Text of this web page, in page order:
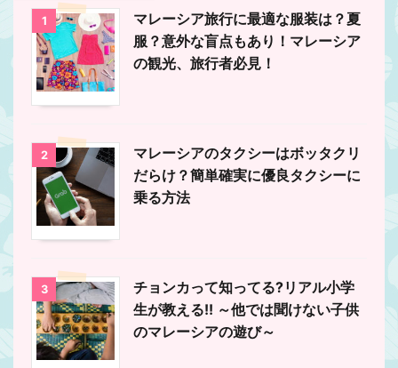
1
マレーシア旅行に最適な服装は？夏
服？意外な盲点もあり！マレーシア
の観光、旅行者必見！
2
マレーシアのタクシーはボッタクリ
だらけ？簡単確実に優良タクシーに
乗る方法
3
チョンカって知ってる?リアル小学
生が教える!! ～他では聞けない子供
のマレーシアの遊び～